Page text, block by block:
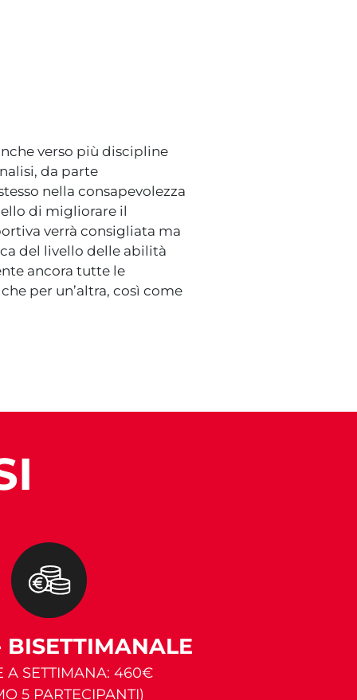
verso più discipline
da parte
nella consapevolezza
di migliorare il
verrà consigliata ma
del livello delle abilità
ancora tutte le
per un’altra, così come
BISETTIMANALE
A SETTIMANA: 460€
5 PARTECIPANTI)